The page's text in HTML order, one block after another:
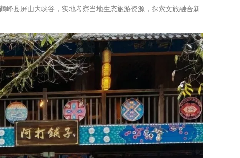
峰县屏山大峡谷，实地考察当地生态旅游资源，探索文旅融合新